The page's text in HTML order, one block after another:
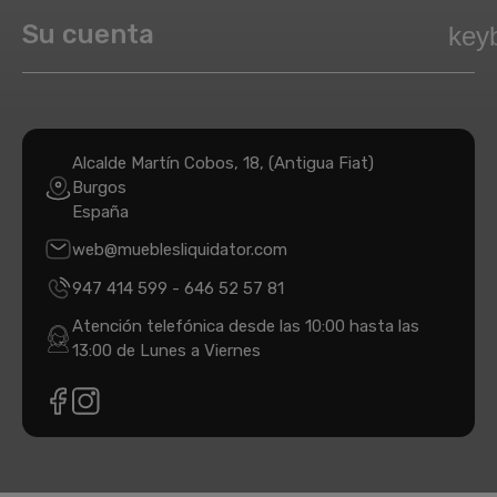
Su cuenta
Alcalde Martín Cobos, 18, (Antigua Fiat)
Burgos
España
web@mueblesliquidator.com
947 414 599 - 646 52 57 81
Atención telefónica desde las 10:00 hasta las
13:00 de Lunes a Viernes